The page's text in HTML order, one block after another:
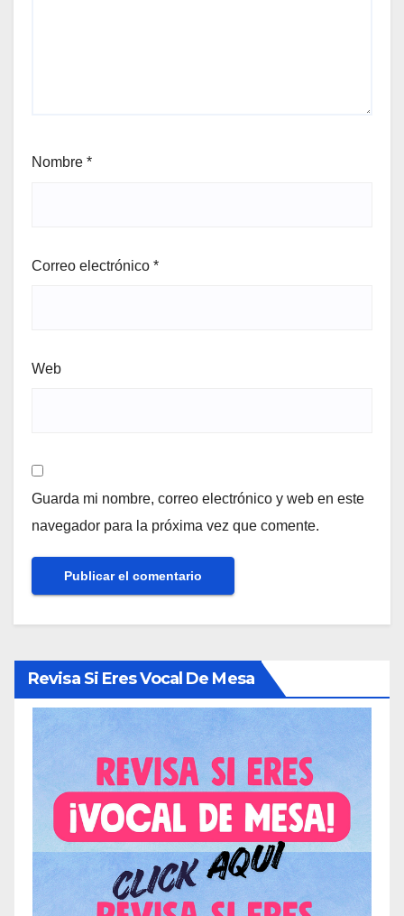
Nombre *
Correo electrónico *
Web
Guarda mi nombre, correo electrónico y web en este
navegador para la próxima vez que comente.
Revisa Si Eres Vocal De Mesa